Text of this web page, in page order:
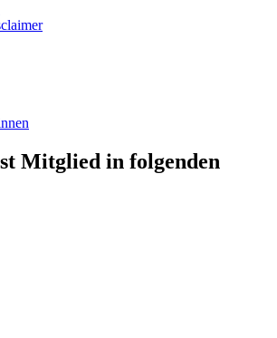
Mitglied in folgenden